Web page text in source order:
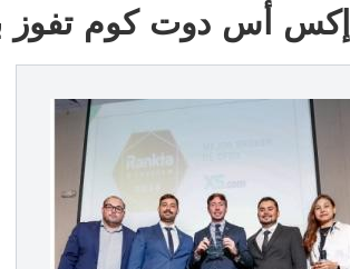
إكس أس دوت كوم تفوز